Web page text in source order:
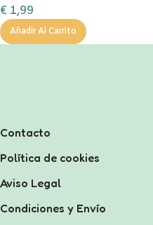
€ 1,99
Añadir Al Carrito
Contacto
Política de cookies
Aviso Legal
Condiciones y Envío